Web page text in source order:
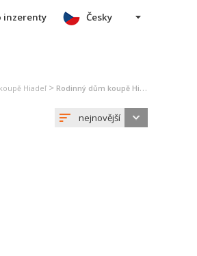
inzerenty Česky
Hiadeľ > Rodinný dům koupě Hiadeľ
nejnovější